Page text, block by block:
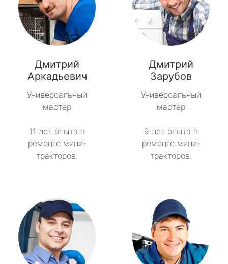
Дмитрий
Аркадьевич
Универсальный
мастер
11 лет опыта в
ремонте мини-
тракторов.
Дмитрий
Зарубов
Универсальный
мастер
9 лет опыта в
ремонте мини-
тракторов.